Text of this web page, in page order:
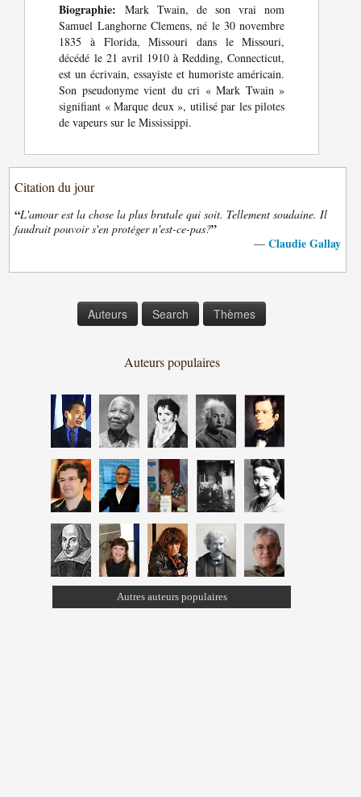
Biographie: Mark Twain, de son vrai nom
Samuel Langhorne Clemens, né le 30 novembre
1835 à Florida, Missouri dans le Missouri,
décédé le 21 avril 1910 à Redding, Connecticut,
est un écrivain, essayiste et humoriste américain.
Son pseudonyme vient du cri « Mark Twain »
signifiant « Marque deux », utilisé par les pilotes
de vapeurs sur le Mississippi.
Citation du jour
“L'amour est la chose la plus brutale qui soit. Tellement soudaine. Il
faudrait pouvoir s'en protéger n'est-ce-pas?”
— Claudie Gallay
Auteurs Search Thèmes
Auteurs populaires
Autres auteurs populaires